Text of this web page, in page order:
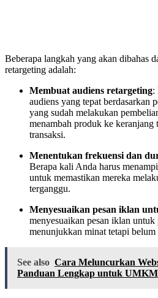
Beberapa langkah yang akan dibahas
retargeting adalah:
Membuat audiens retargeting:
audiens yang tepat berdasarkan
yang sudah melakukan
menambah produk ke keranjang
transaksi.
Menentukan frekuensi dan
Berapa kali Anda harus
untuk memastikan mereka
terganggu.
Menyesuaikan pesan iklan
menyesuaikan pesan iklan
menunjukkan minat tetapi
See also Cara Meluncurkan
Panduan Lengkap untuk UMKM